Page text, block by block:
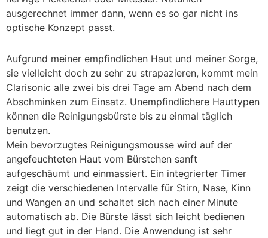
ausgerechnet immer dann, wenn es so gar nicht ins
optische Konzept passt.
Aufgrund meiner empfindlichen Haut und meiner Sorge,
sie vielleicht doch zu sehr zu strapazieren, kommt mein
Clarisonic alle zwei bis drei Tage am Abend nach dem
Abschminken zum Einsatz. Unempfindlichere Hauttypen
können die Reinigungsbürste bis zu einmal täglich
benutzen.
Mein bevorzugtes Reinigungsmousse wird auf der
angefeuchteten Haut vom Bürstchen sanft
aufgeschäumt und einmassiert. Ein integrierter Timer
zeigt die verschiedenen Intervalle für Stirn, Nase, Kinn
und Wangen an und schaltet sich nach einer Minute
automatisch ab. Die Bürste lässt sich leicht bedienen
und liegt gut in der Hand. Die Anwendung ist sehr